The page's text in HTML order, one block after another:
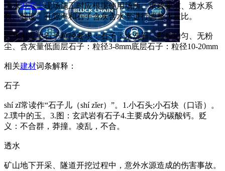
透水混凝土现场施工时应根据使用场所、承载要求、透水系
数、强度、孔隙率和石子含灰含水率进行调整水灰比。
透水混凝土石子粒径要求：石子：水洗石、颗粒均匀、无粉
尘、含灰量低面层石子：粒径3-8mm底层石子：粒径10-20mm
相关建材词条解释：
石子
shí zǐ常读作“石子儿（shí zǐer）”。1.小石头;小石块（口语）。
2.璞中的玉。3.图：玄武岩有石子4.主要成分为碳酸钙。贬
义：不合群，莽撞。凌乱，不合。
透水
矿山地下开采、隧道开挖过程中，意外水源造成的伤害事故。